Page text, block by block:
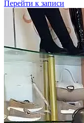
Перейти к записи